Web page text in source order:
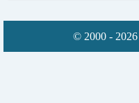
© 2000 - 2026